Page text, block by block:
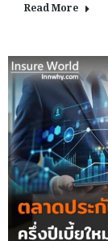
Read More